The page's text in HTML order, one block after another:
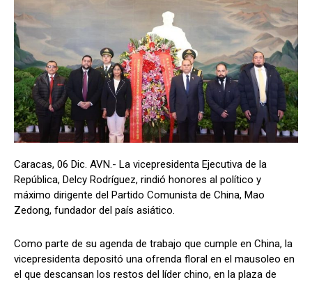
Caracas, 06 Dic. AVN.- La vicepresidenta Ejecutiva de la
República, Delcy Rodríguez, rindió honores al político y
máximo dirigente del Partido Comunista de China, Mao
Zedong, fundador del país asiático.
Como parte de su agenda de trabajo que cumple en China, la
vicepresidenta depositó una ofrenda floral en el mausoleo en
el que descansan los restos del líder chino, en la plaza de